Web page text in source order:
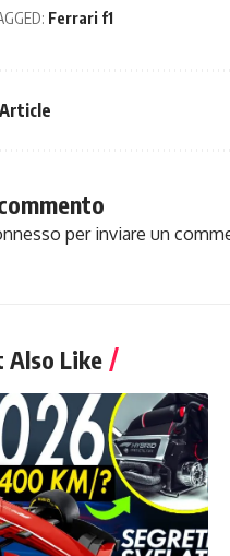
Ferrari f1
per inviare un
Also Like